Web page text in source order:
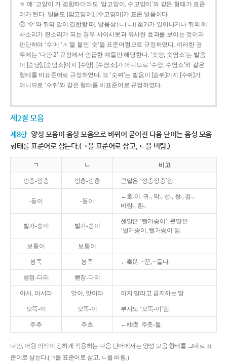
ㅎ’에 ‘고양이’가 결합하더라도 ‘암고양이, 수고양이’와 같은 형태가 표준
어가 된다. 발음도 [암고양이], [수고양이]가 표준 발음이다.
② ‘수’와 뒤의 말이 결합할 때, 발음상 [ㄴ(ㄴ)] 첨가가 일어나거나 뒤의 예
사소리가 된소리가 되는 경우 사이시옷과 유사한 효과를 보이는 것이라
판단하여 ‘수’에 ‘ㅅ’을 붙인 ‘숫’을 표준어형으로 규정하였다. 이러한 경
우에는 ‘다만 2’ 규정에서 언급한 예들만 해당한다. ‘숫양, 숫염소’는 발음
이 [순냥], [순념소]이지 [수양], [수염소]가 아니므로 ‘수양, 수염소’와 같은
형태를 비표준어로 규정하였다. 또 ‘숫쥐’는 발음이 [숟쮜]이지 [수쥐]가
아니므로 ‘수쥐’와 같은 형태를 비표준어로 규정하였다.
제2절 모음
제8항 양성 모음이 음성 모음으로 바뀌어 굳어진 다음 단어는 음성 모음
형태를 표준어로 삼는다.(ㄱ을 표준어로 삼고, ㄴ을 버림.)
ㄱ ㄴ 비고
깡충-깡충 깡총-깡총 큰말은 ‘껑충껑충’임.
-둥이 -동이
←童-이. 귀-, 막-, 선-, 쌍-, 검-,
바람-, 흰-.
발가-숭이 발가-송이
센말은 ‘빨가숭이’, 큰말은
‘벌거숭이, 뻘거숭이’임.
보퉁이 보통이
봉죽 봉족 ←奉足. ~꾼, ~들다.
뻗정-다리 뻗장-다리
아서, 아서라 앗아, 앗아라 하지 말라고 금지하는 말.
오뚝-이 오똑-이 부사도 ‘오뚝-이’임.
주추 주초 ←柱礎. 주춧-돌.
다만, 어원 의식이 강하게 작용하는 다음 단어에서는 양성 모음 형태를 그대로 표
준어로 삼는다.(ㄱ을 표준어로 삼고, ㄴ을 버림.)